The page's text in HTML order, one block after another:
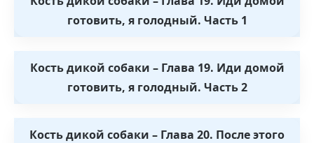
готовить, я голодный. Часть 1
Кость дикой собаки – Глава 19. Иди домой
готовить, я голодный. Часть 2
Кость дикой собаки – Глава 20. После этого